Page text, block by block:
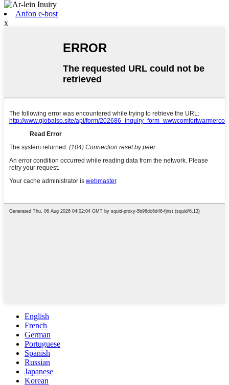
Anfon e-bost
x
English
French
German
Portuguese
Spanish
Russian
Japanese
Korean